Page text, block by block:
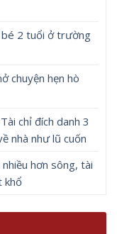
bé 2 tuổi ở trường
chuyện hẹn hò
chỉ đích danh 3
nhà như lũ cuốn
hơn sông, tài
khổ